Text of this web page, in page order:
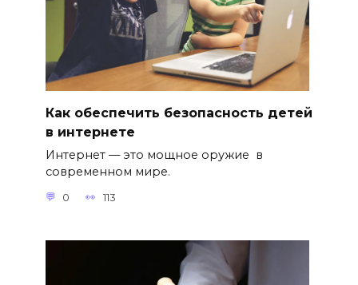
Как обеспечить безопасность детей
в интернете
Интернет — это мощное оружие в
современном мире.
0 113